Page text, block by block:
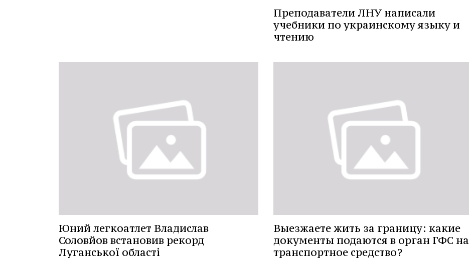
Преподаватели ЛНУ написали
учебники по украинскому языку и
чтению
Юний легкоатлет Владислав
Соловйов встановив рекорд
Луганської області
Выезжаете жить за границу: какие
документы подаются в орган ГФС на
транспортное средство?